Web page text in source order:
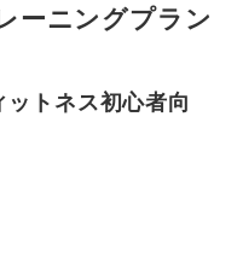
ーニングプラン
トネス初心者向